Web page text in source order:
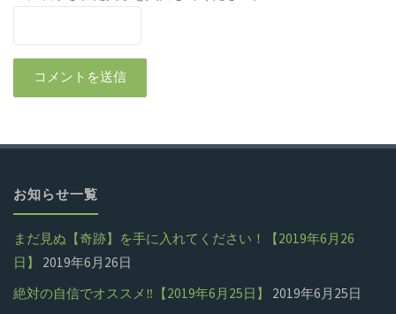
お知らせ一覧
まだ見ぬ【奇跡】を手に入れてください！【2019年6月26
日】
2019年6月26日
絶対の自信でオススメ‼【2019年6月25日】
2019年6月25日